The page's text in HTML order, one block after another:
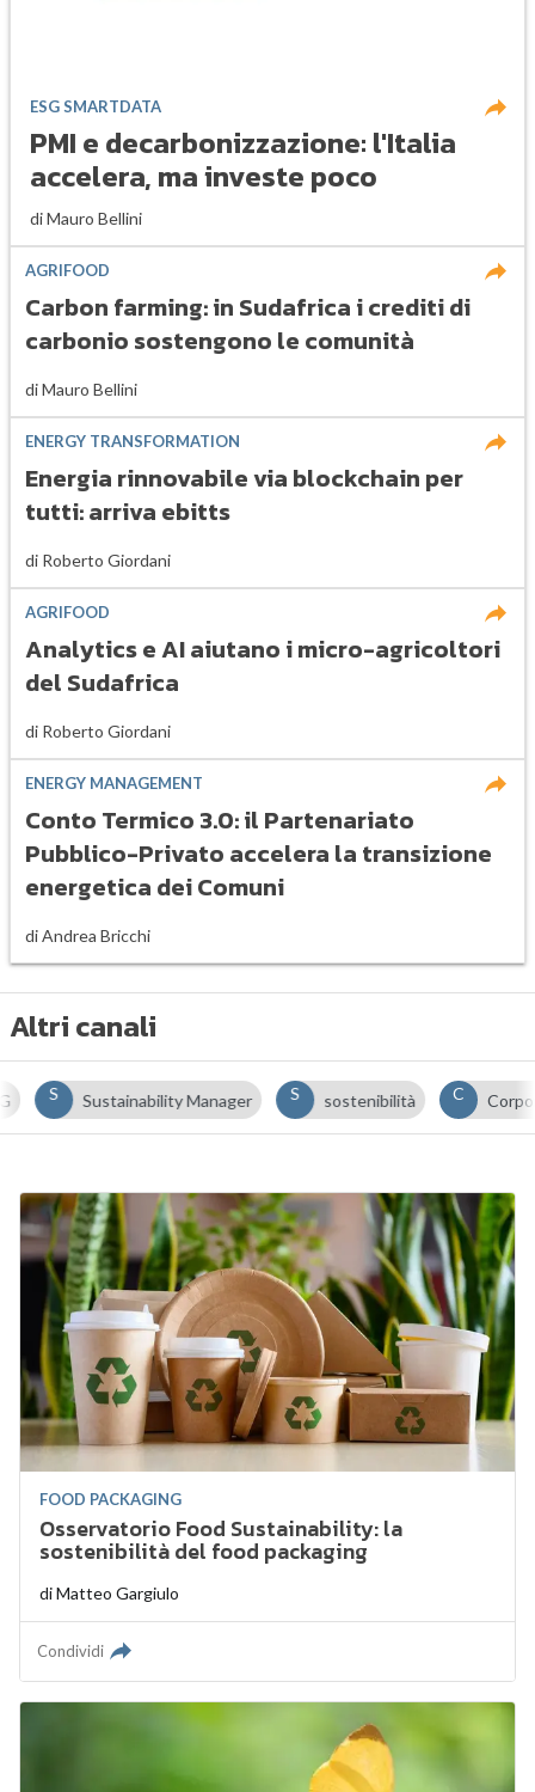
ESG SMARTDATA
PMI e decarbonizzazione: l'Italia
accelera, ma investe poco
diMauro Bellini
AGRIFOOD
Carbon farming: in Sudafrica i crediti di
carbonio sostengono le comunità
diMauro Bellini
ENERGY TRANSFORMATION
Energia rinnovabile via blockchain per
tutti: arriva ebitts
di Roberto Giordani
AGRIFOOD
Analytics e AI aiutano i micro-agricoltori
del Sudafrica
di Roberto Giordani
ENERGY MANAGEMENT
Conto Termico 3.0: il Partenariato
Pubblico-Privato accelera la transizione
energetica dei Comuni
diAndrea Bricchi
Altri canali
S Sustainability Manager S sostenibilità C
FOOD PACKAGING
Osservatorio Food Sustainability: la
sostenibilità del food packaging
diMatteo Gargiulo
Condividi